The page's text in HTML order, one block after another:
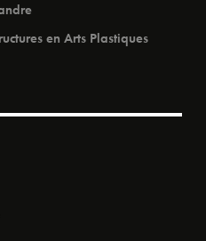
en Arts Plastiques